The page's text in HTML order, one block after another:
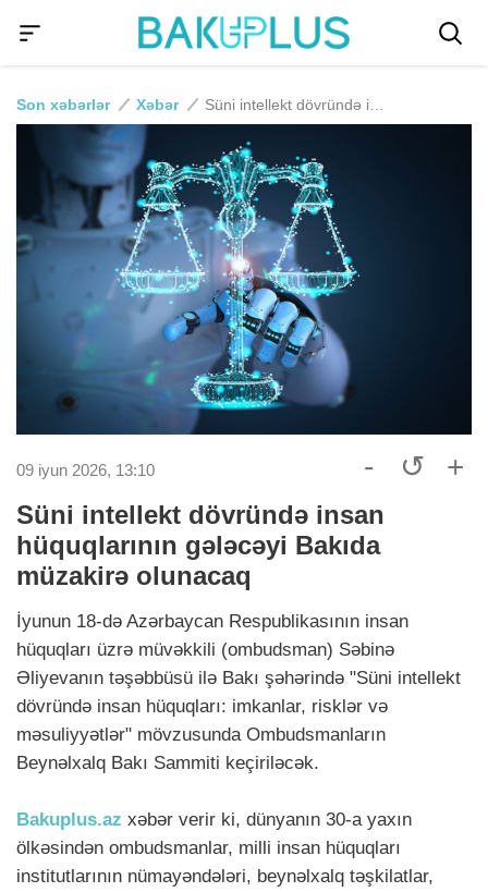
Son xəbərlər Xəbər
09 iyun 2026, 13:10 - ↺ +
Süni intellekt dövründə insan
hüquqlarının gələcəyi Bakıda
müzakirə olunacaq
İyunun 18-də Azərbaycan Respublikasının insan
hüquqları üzrə müvəkkili (ombudsman) Səbinə
Əliyevanın təşəbbüsü ilə Bakı şəhərində "Süni intellekt
dövründə insan hüquqları: imkanlar, risklər və
məsuliyyətlər" mövzusunda Ombudsmanların
Beynəlxalq Bakı Sammiti keçiriləcək.
Bakuplus.az xəbər verir ki, dünyanın 30-a yaxın
ölkəsindən ombudsmanlar, milli insan hüquqları
institutlarının nümayəndələri, beynəlxalq təşkilatlar,